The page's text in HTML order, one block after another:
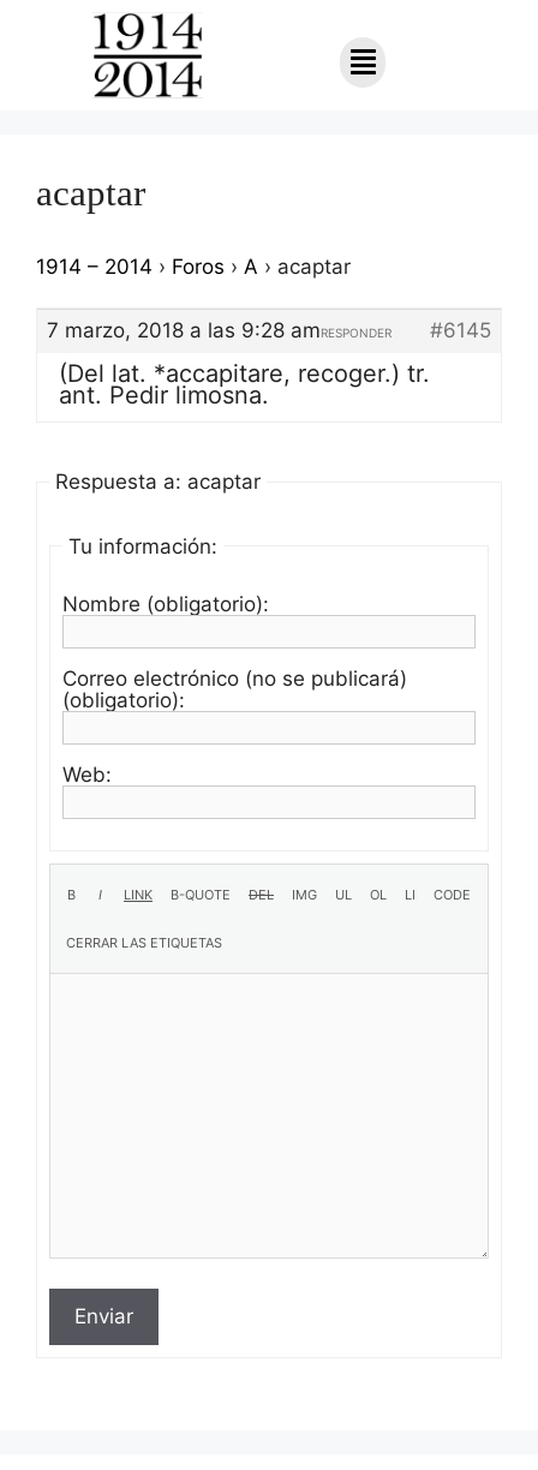
acaptar
1914 – 2014 › Foros › A › acaptar
7 marzo, 2018 a las 9:28 am #6145
RESPONDER
(Del lat. *accapitare, recoger.) tr.
ant. Pedir limosna.
Respuesta a: acaptar
Tu información:
Nombre (obligatorio):
Correo electrónico (no se publicará)
(obligatorio):
Web:
Enviar